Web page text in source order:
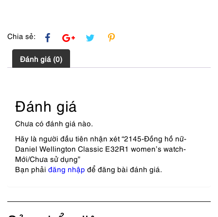
Chia sẻ:
Đánh giá (0)
Đánh giá
Chưa có đánh giá nào.
Hãy là người đầu tiên nhận xét “2145-Đồng hồ nữ-
Daniel Wellington Classic E32R1 women’s watch-
Mới/Chưa sử dụng”
Bạn phải đăng nhập để đăng bài đánh giá.